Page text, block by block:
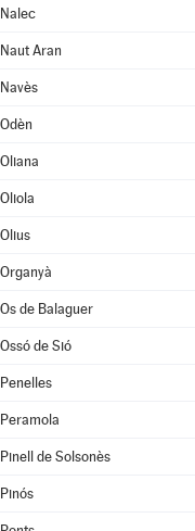
Nalec
Naut Aran
Navès
Odèn
Oliana
Oliola
Olius
Organyà
Os de Balaguer
Ossó de Sió
Penelles
Peramola
Pinell de Solsonès
Pinós